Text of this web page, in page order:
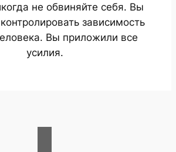
не обвиняйте себя. Вы
зависимость
Вы приложили все
усилия.